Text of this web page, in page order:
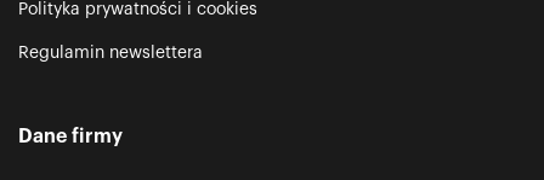
Polityka prywatności i cookies
Regulamin newslettera
Dane firmy